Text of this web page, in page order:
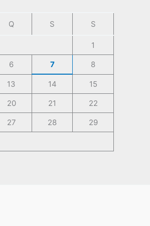
Q S S
1
6 7 8
13 14
15
20 21
22
27 28
29